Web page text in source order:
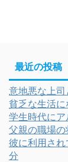
最近の投稿
意地悪な上
貧乏な生活に
学生時代に
父親の職場
彼に利用さ
分